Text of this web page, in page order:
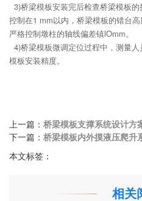
3)桥梁模板安装完后检查桥梁模板
控制在1 mm以内，桥梁模板的错台
严格控制墩柱的轴线偏差镇lOmm。
4)桥梁模板微调定位过程中，测量
模板安装精度。
上一篇： 桥梁模板支撑系统设计方
下一篇： 桥梁模板内外摸液压爬升
本文标签：
相关